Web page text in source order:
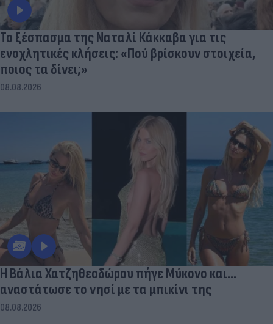
Το ξέσπασμα της Ναταλί Κάκκαβα για τις
ενοχλητικές κλήσεις: «Πού βρίσκουν στοιχεία,
ποιος τα δίνει;»
08.08.2026
Η Βάλια Χατζηθεοδώρου πήγε Μύκονο και...
αναστάτωσε το νησί με τα μπικίνι της
08.08.2026